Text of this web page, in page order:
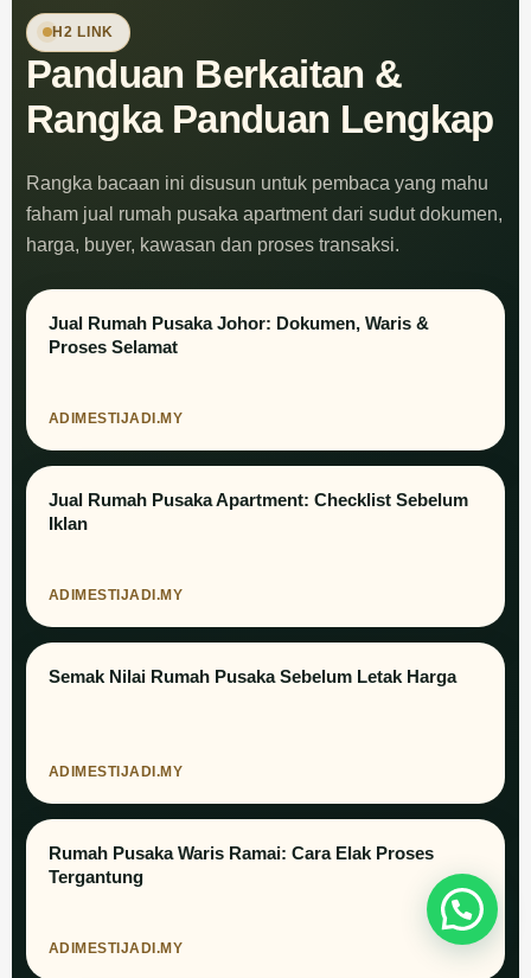
H2 LINK
Panduan Berkaitan &
Rangka Panduan Lengkap
Rangka bacaan ini disusun untuk pembaca yang mahu
faham jual rumah pusaka apartment dari sudut dokumen,
harga, buyer, kawasan dan proses transaksi.
Jual Rumah Pusaka Johor: Dokumen, Waris &
Proses Selamat
ADIMESTIJADI.MY
Jual Rumah Pusaka Apartment: Checklist Sebelum
Iklan
ADIMESTIJADI.MY
Semak Nilai Rumah Pusaka Sebelum Letak Harga
ADIMESTIJADI.MY
Rumah Pusaka Waris Ramai: Cara Elak Proses
Tergantung
ADIMESTIJADI.MY